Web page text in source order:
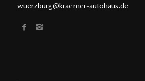
wuerzburg@kraemer-autohaus.de